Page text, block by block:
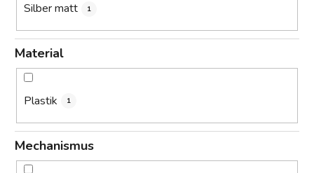
Silber matt 1
Material
Plastik 1
Mechanismus